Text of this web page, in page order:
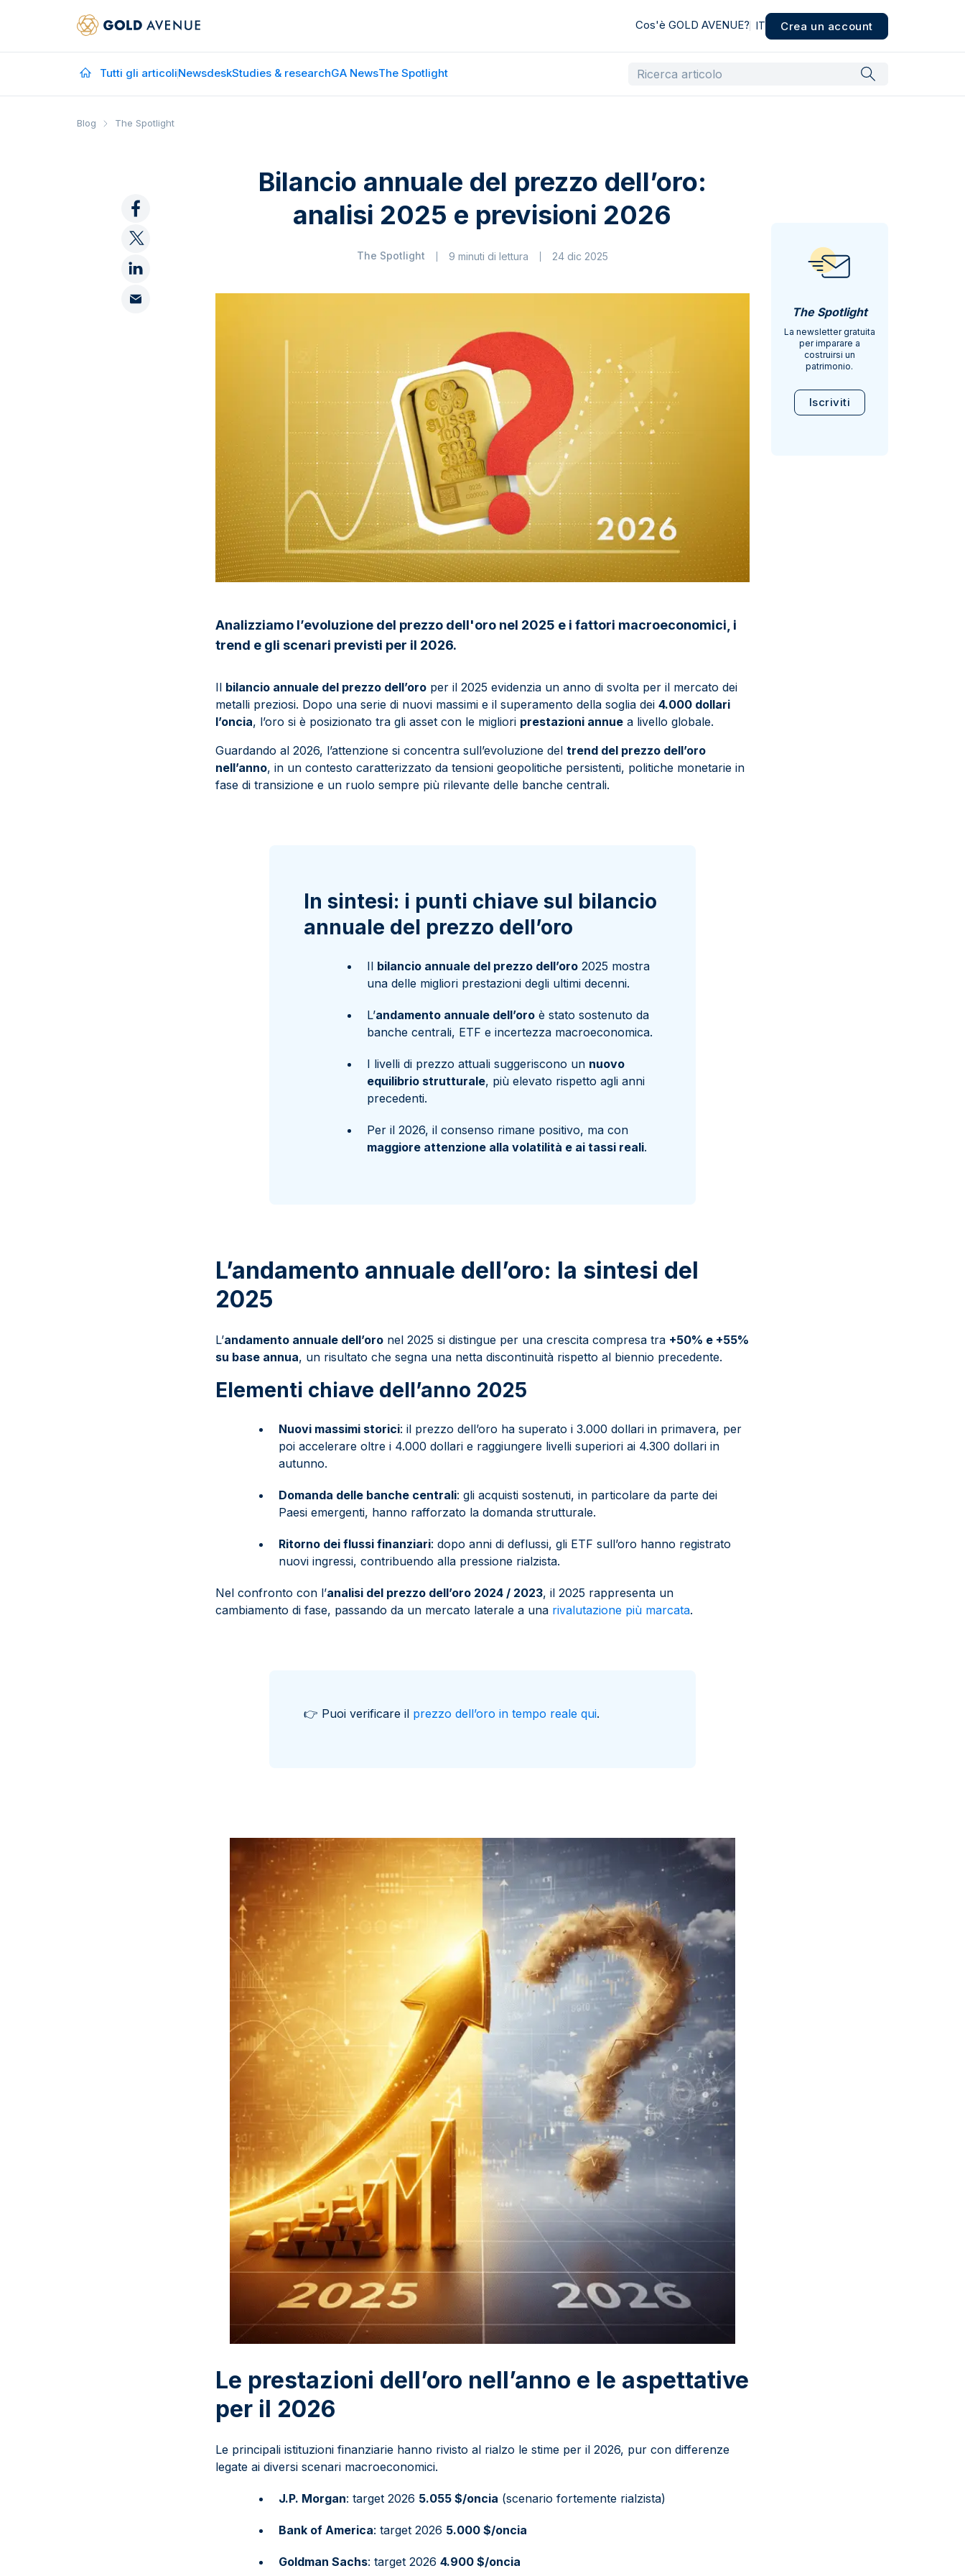
Cos'è GOLD AVENUE? IT Crea un account
Tutti gli articoliNewsdeskStudies & researchGA NewsThe Spotlight
Blog The Spotlight
Bilancio annuale del prezzo dell’oro:
analisi 2025 e previsioni 2026
The Spotlight 9 minuti di lettura 24 dic 2025
Analizziamo l’evoluzione del prezzo dell'oro nel 2025 e i fattori macroeconomici, i
trend e gli scenari previsti per il 2026.
Il bilancio annuale del prezzo dell’oro per il 2025 evidenzia un anno di svolta per il mercato dei
metalli preziosi. Dopo una serie di nuovi massimi e il superamento della soglia dei4.000 dollari
l’oncia, l’oro si è posizionato tra gli asset con le migliori prestazioni annue a livello globale.
Guardando al 2026, l’attenzione si concentra sull’evoluzione deltrend del prezzo dell’oro
nell’anno, in un contesto caratterizzato da tensioni geopolitiche persistenti, politiche monetarie in
fase di transizione e un ruolo sempre più rilevante delle banche centrali.
In sintesi: i punti chiave sul bilancio
annuale del prezzo dell’oro
Il bilancio annuale del prezzo dell’oro2025 mostra
una delle migliori prestazioni degli ultimi decenni.
L’andamento annuale dell’oroè stato sostenuto da
banche centrali, ETF e incertezza macroeconomica.
I livelli di prezzo attuali suggeriscono un nuovo
equilibrio strutturale, più elevato rispetto agli anni
precedenti.
Per il 2026, il consenso rimane positivo, ma con
maggiore attenzione alla volatilità e ai tassi reali.
L’andamento annuale dell’oro: la sintesi del
2025
L’andamento annuale dell’oro nel 2025 si distingue per una crescita compresa tra +50% e +55%
su base annua, un risultato che segna una netta discontinuità rispetto al biennio precedente.
Elementi chiave dell’anno 2025
Nuovi massimi storici: il prezzo dell’oro ha superato i 3.000 dollari in primavera, per
poi accelerare oltre i 4.000 dollari e raggiungere livelli superiori ai 4.300 dollari in
autunno.
Domanda delle banche centrali: gli acquisti sostenuti, in particolare da parte dei
Paesi emergenti, hanno rafforzato la domanda strutturale.
Ritorno dei flussi finanziari: dopo anni di deflussi, gli ETF sull’oro hanno registrato
nuovi ingressi, contribuendo alla pressione rialzista.
Nel confronto con l’analisi del prezzo dell’oro 2024 / 2023, il 2025 rappresenta un
cambiamento di fase, passando da un mercato laterale a una rivalutazione più marcata.
👉 Puoi verificare il prezzo dell’oro in tempo reale qui.
Le prestazioni dell’oro nell’anno e le aspettative
per il 2026
Le principali istituzioni finanziarie hanno rivisto al rialzo le stime per il 2026, pur con differenze
legate ai diversi scenari macroeconomici.
J.P. Morgan: target 2026 5.055 $/oncia (scenario fortemente rialzista)
Bank of America: target 2026 5.000 $/oncia
Goldman Sachs: target 20264.900 $/oncia
The Spotlight
La newsletter gratuita
per imparare a
costruirsi un
patrimonio.
Iscriviti